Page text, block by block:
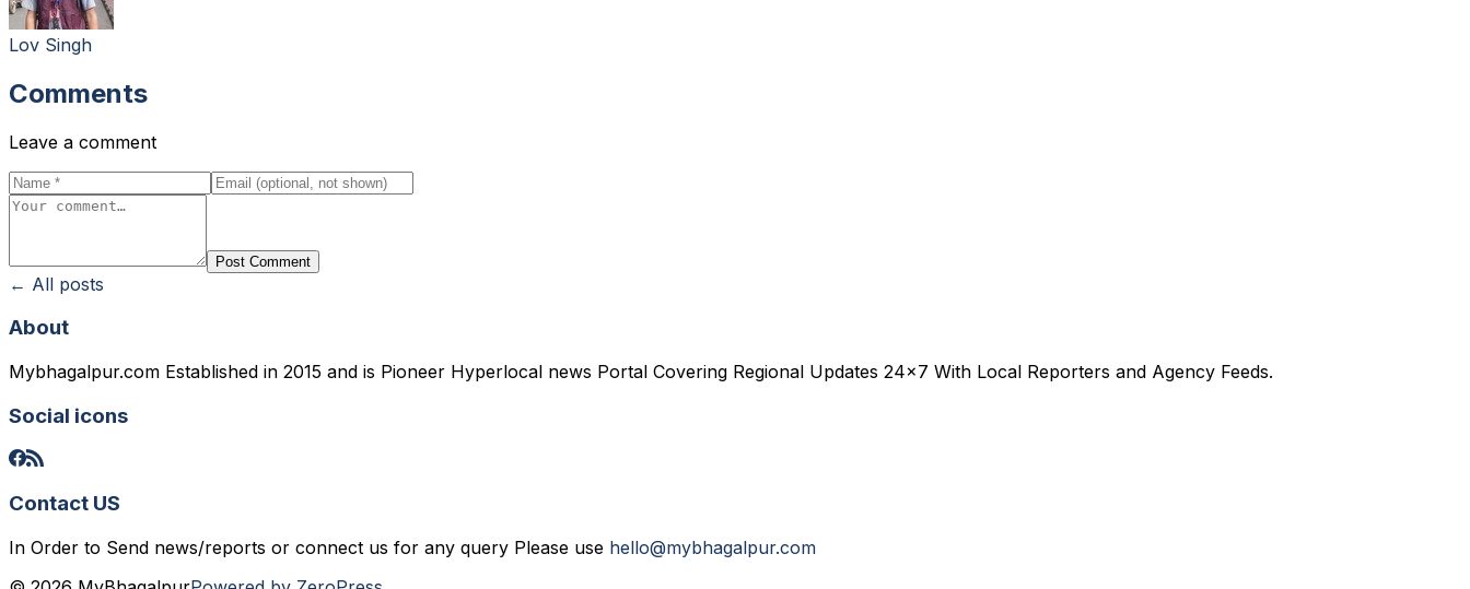
Lov Singh
Comments
Leave a comment
Post Comment
← All posts
About
Mybhagalpur.com Established in 2015 and is Pioneer Hyperlocal news Portal Covering Regional Updates 24x7 With Local Reporters and Agency Feeds.
Social icons
Contact US
In Order to Send news/reports or connect us for any query Please use hello@mybhagalpur.com